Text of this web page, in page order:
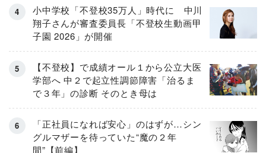
小中学校「不登校35万人」時代に 中川
翔子さんが審査委員長「不登校生動画甲
子園 2026」が開催
【不登校】で成績オール１から公立大医
学部へ 中２で起立性調節障害「治るま
で３年」の診断 そのとき母は
「正社員になれば安心」のはずが…シン
グルマザーを待っていた“魔の２年
間”【前編】